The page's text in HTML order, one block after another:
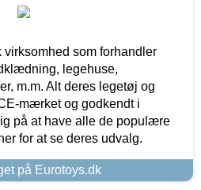
virksomhed som forhandler
legehuse,
m.m. Alt deres legetøj og
mærket og godkendt i
på at have alle de populære
for at se deres udvalg.
på Eurotoys.dk